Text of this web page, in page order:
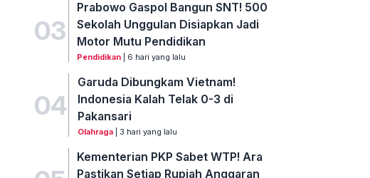
03
Prabowo Gaspol Bangun SNT! 500
Sekolah Unggulan Disiapkan Jadi
Motor Mutu Pendidikan
Pendidikan | 6 hari yang lalu
04
Garuda Dibungkam Vietnam!
Indonesia Kalah Telak 0-3 di
Pakansari
Olahraga| 3 hari yang lalu
Kementerian PKP Sabet WTP! Ara
Pastikan Setiap Rupiah Anggaran